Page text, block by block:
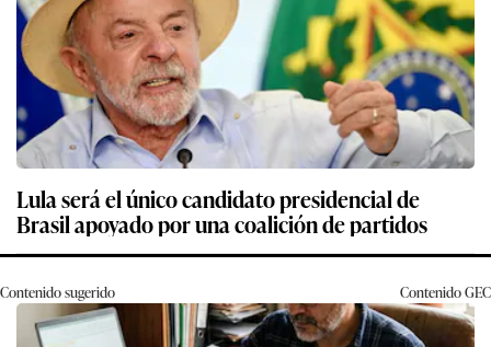
Lula será el único candidato presidencial de
Brasil apoyado por una coalición de partidos
Contenido sugerido ContenidoGEC